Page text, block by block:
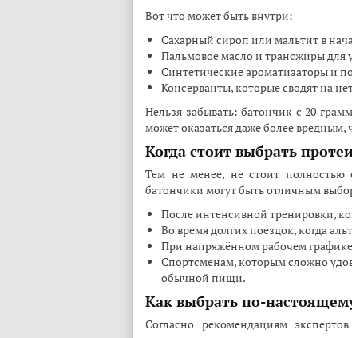
Вот что может быть внутри:
Сахарный сироп или мальтит в
Пальмовое масло и трансжиры для
Синтетические ароматизаторы и
Консерванты, которые сводят на
Нельзя забывать: батончик с 20
может оказаться даже более
Когда стоит выбрать
Тем не менее, не стоит полностью
батончики могут быть отличным
После интенсивной тренировки,
Во время долгих поездок, когда
При напряжённом рабочем
Спортсменам, которым сложно
обычной пищи.
Как выбрать по-
Согласно рекомендациям